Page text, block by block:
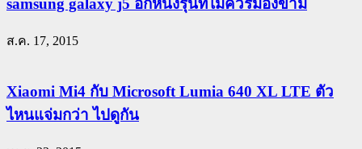
samsung galaxy j5 อีกหนึ่งรุ่นที่ไม่ควรมองข้าม
ส.ค. 17, 2015
Xiaomi Mi4 กับ Microsoft Lumia 640 XL LTE ตัว
ไหนแจ่มกว่า ไปดูกัน